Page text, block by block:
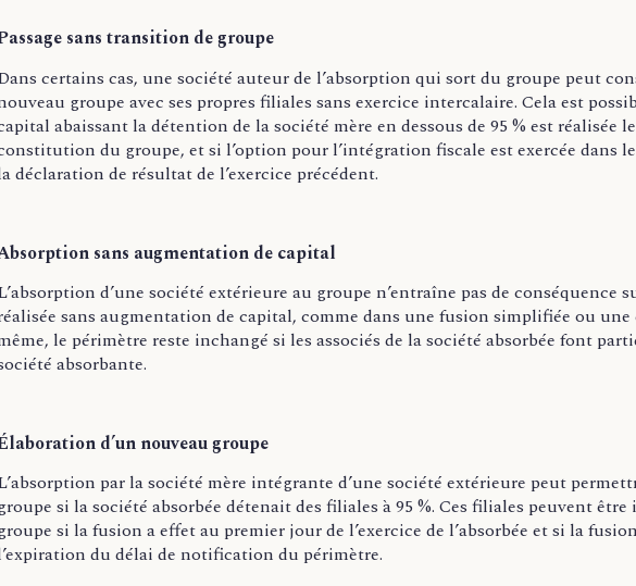
sans transition de groupe
certains cas, une société auteur de l’absorption qui sort du groupe peut
groupe avec ses propres filiales sans exercice intercalaire. Cela est
abaissant la détention de la société mère en dessous de 95 % est réalisée
du groupe, et si l’option pour l’intégration fiscale est exercée dans
déclaration de résultat de l’exercice précédent.
sans augmentation de capital
d’une société extérieure au groupe n’entraîne pas de conséquence
sans augmentation de capital, comme dans une fusion simplifiée ou
le périmètre reste inchangé si les associés de la société absorbée font
absorbante.
d’un nouveau groupe
par la société mère intégrante d’une société extérieure peut
si la société absorbée détenait des filiales à 95 %. Ces filiales peuvent
si la fusion a effet au premier jour de l’exercice de l’absorbée et si la
du délai de notification du périmètre.